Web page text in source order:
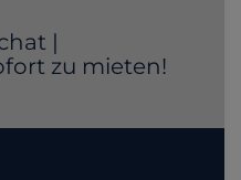
|
zu mieten!